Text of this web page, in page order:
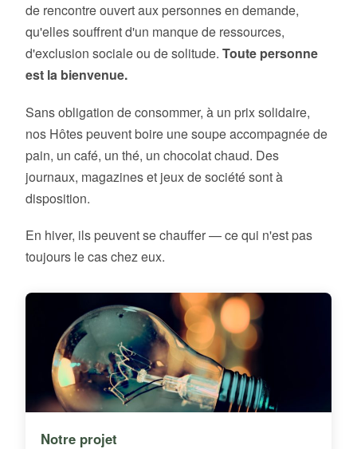
de rencontre ouvert aux personnes en demande,
qu'elles souffrent d'un manque de ressources,
d'exclusion sociale ou de solitude. Toute personne
est la bienvenue.
Sans obligation de consommer, à un prix solidaire,
nos Hôtes peuvent boire une soupe accompagnée de
pain, un café, un thé, un chocolat chaud. Des
journaux, magazines et jeux de société sont à
disposition.
En hiver, ils peuvent se chauffer — ce qui n'est pas
toujours le cas chez eux.
Notre projet